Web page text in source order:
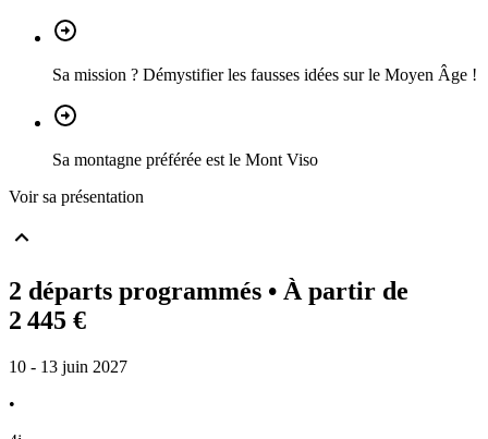
Sa mission ? Démystifier les fausses idées sur le Moyen Âge !
Sa montagne préférée est le Mont Viso
Voir sa présentation
2 départs programmés • À partir de
2 445 €
10 - 13 juin 2027
•